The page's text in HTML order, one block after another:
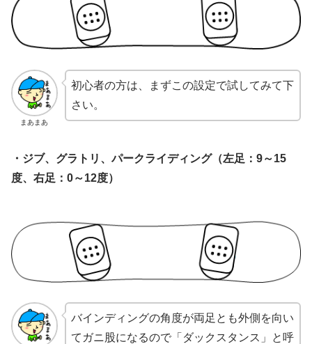
まあまあ
初心者の方は、まずこの設定で試してみて下
さい。
・ジブ、グラトリ、パークライディング（左足：9～15
度、右足：0～12度）
バインディングの角度が両足とも外側を向い
てガニ股になるので「ダックスタンス」と呼